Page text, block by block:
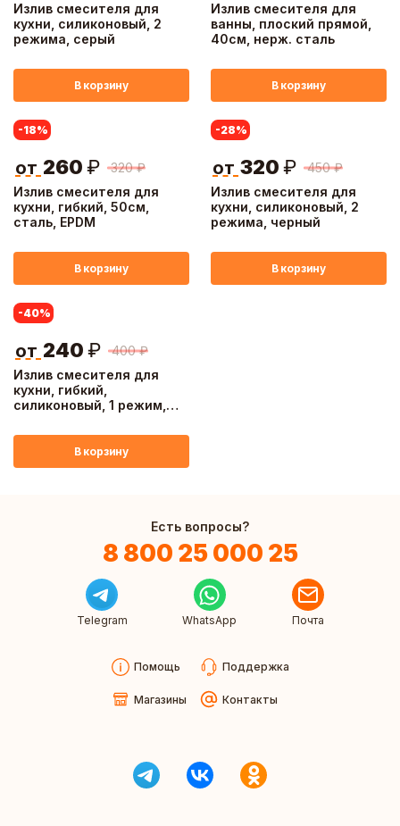
Излив смесителя для
кухни, силиконовый, 2
режима, серый
В корзину
Излив смесителя для
ванны, плоский прямой,
40см, нерж. сталь
В корзину
Излив смесителя для
кухни, гибкий, 50см,
сталь, EPDM
-18%
320 ₽
от 260 ₽
В корзину
Излив смесителя для
кухни, силиконовый, 2
режима, черный
-28%
450 ₽
от 320 ₽
В корзину
Излив смесителя для
кухни, гибкий,
силиконовый, 1 режим,
-40%
400 ₽
от 240 ₽
В корзину
Есть вопросы?
8 800 25 000 25
Telegram WhatsApp Почта
Помощь Поддержка
Магазины Контакты